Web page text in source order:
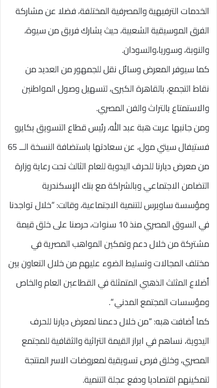
الخدمات الترفيهية والمصرفية المختلفة، فضلا عن مشاركة
الفرق الموسيقية الشعبية، حيث يشارك فريق من سيوة،
والنوبة، وسوريا،والسودان.
كما سيوفر المعرض وسائل نقل للجمهور من العديد من
نقاط التجمع، بالقاهرة الكبرى، لتسهيل وصول المواطنين
والاستمتاع بالتراث والفن المصري.
ومن جانبها عربت هبة عبد الله، رئيس قطاع التسويق بكايرو
فستيفال سيتي مول، عن سعادتها باستضافة النسخة الــ 65
من معرض ديارنا للحرف اليدوية للعام الثالث تحت رعاية وزارة
التضامن الاجتماعي وبالشراكة مع بنك الإسكندرية
ومؤسسة ساويرس للتنمية الاجتماعية، وقالت: “خلال تواجدنا
في السوق المصري منذ 10 سنوات، حرصنا على خلق قيمة
مشتركة من خلال دعم وتمكين المواهب المصرية في
مختلف المجالات وتسليط الضوء عليهم من خلال التعاون بين
أضلاع المثلث الذهبي المتمثلة في القطاعين العام والخاص
ومؤسسات المجتمع المدني “.
كما أضافت هبه: “من خلال دعمنا لمعرض ديارنا للحرف
اليدوية، نساهم في ابراز القيمة التراثية والثقافية للمجتمع
المصري، وخلق فرص تسويقية لمعروضات الاسر المنتجة
لتمكينهم اقتصاديا ودفع عجلة التنمية.